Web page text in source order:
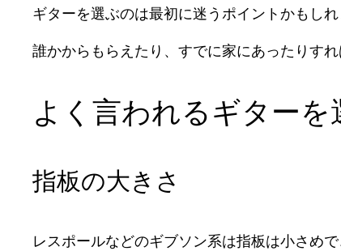
ギターを選ぶのは最初に迷うポイントかもしれ
誰かからもらえたり、すでに家にあったりす
よく言われるギターを
指板の大きさ
レスポールなどのギブソン系は指板は小さめ